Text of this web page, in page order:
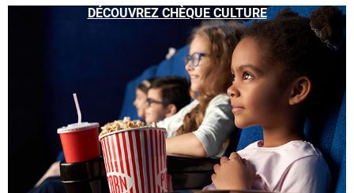
DÉCOUVREZ CHÈQUE CULTURE